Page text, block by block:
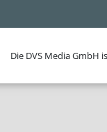
Die DVS Media GmbH